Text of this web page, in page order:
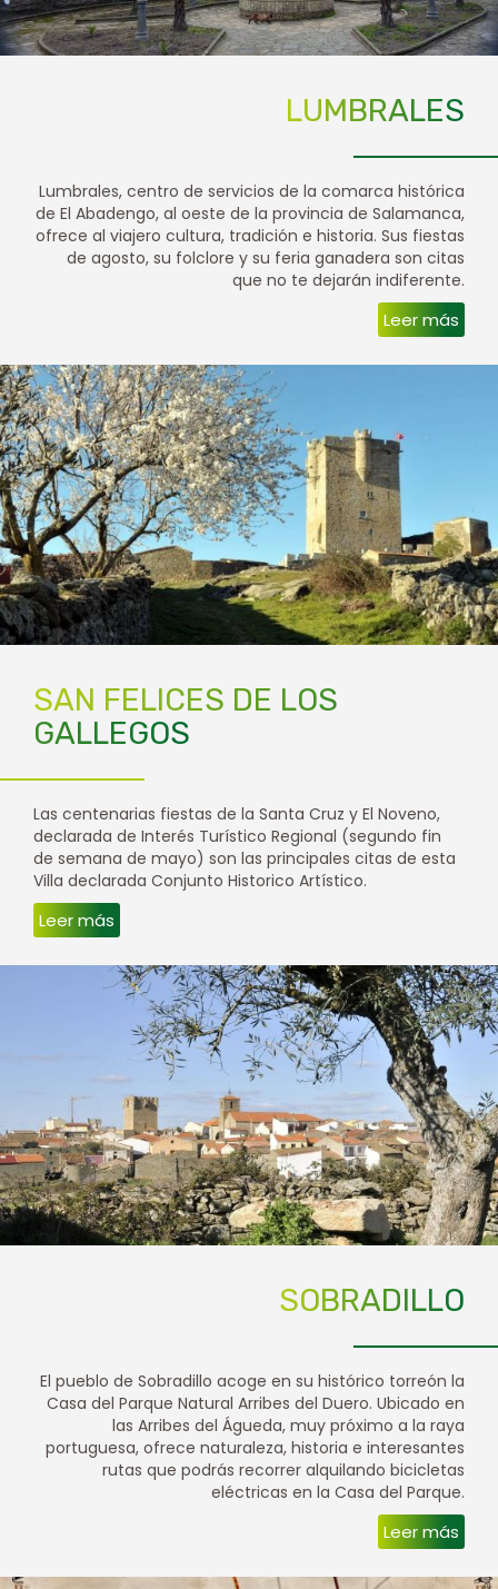
LUMBRALES
Lumbrales, centro de servicios de la comarca histórica
de El Abadengo, al oeste de la provincia de Salamanca,
ofrece al viajero cultura, tradición e historia. Sus fiestas
de agosto, su folclore y su feria ganadera son citas
que no te dejarán indiferente.
Leer más
SAN FELICES DE LOS
GALLEGOS
Las centenarias fiestas de la Santa Cruz y El Noveno,
declarada de Interés Turístico Regional (segundo fin
de semana de mayo) son las principales citas de esta
Villa declarada Conjunto Historico Artístico.
Leer más
SOBRADILLO
El pueblo de Sobradillo acoge en su histórico torreón la
Casa del Parque Natural Arribes del Duero. Ubicado en
las Arribes del Águeda, muy próximo a la raya
portuguesa, ofrece naturaleza, historia e interesantes
rutas que podrás recorrer alquilando bicicletas
eléctricas en la Casa del Parque.
Leer más